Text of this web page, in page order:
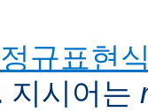
정규표현
지시어는